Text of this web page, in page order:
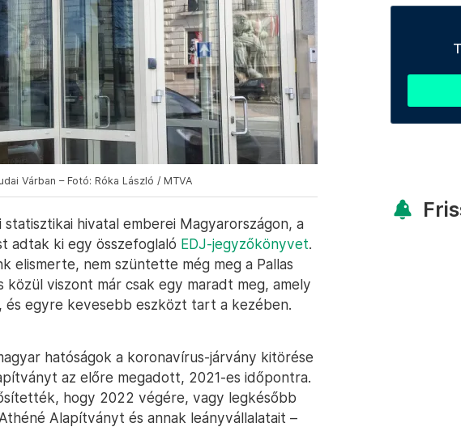
Várban – Fotó: Róka László / MTVA
hivatal emberei Magyarországon, a
adtak ki egy összefoglaló EDJ-jegyzőkönyvet.
elismerte, nem szüntette még meg a Pallas
viszont már csak egy maradt meg, amely
egyre kevesebb eszközt tart a kezében.
hatóságok a koronavírus-járvány kitörése
az előre megadott, 2021-es időpontra.
hogy 2022 végére, vagy legkésőbb
Alapítványt és annak leányvállalatait –